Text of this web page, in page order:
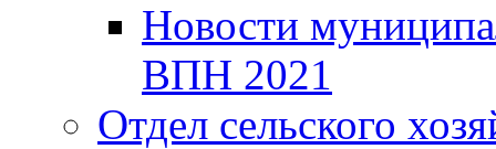
Новости
ВПН 2021
Отдел сельского